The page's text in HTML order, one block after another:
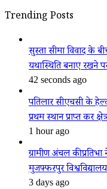
Trending Posts
सुस्ता सीमा विवाद के
यथास्थिति बनाए रखने
42 seconds ago
पतिलार सीएचसी के
प्रथम स्थान प्राप्त कर
1 hour ago
ग्रामीण अंचल की प्रतिभा
मुजफ्फरपुर
3 days ago